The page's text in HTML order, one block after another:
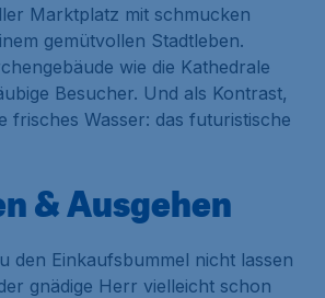
Marktplatz mit schmucken
gemütvollen Stadtleben.
wie die Kathedrale
Besucher. Und als Kontrast,
frisches Wasser: das futuristische
& Ausgehen
den Einkaufsbummel nicht lassen
gnädige Herr vielleicht schon